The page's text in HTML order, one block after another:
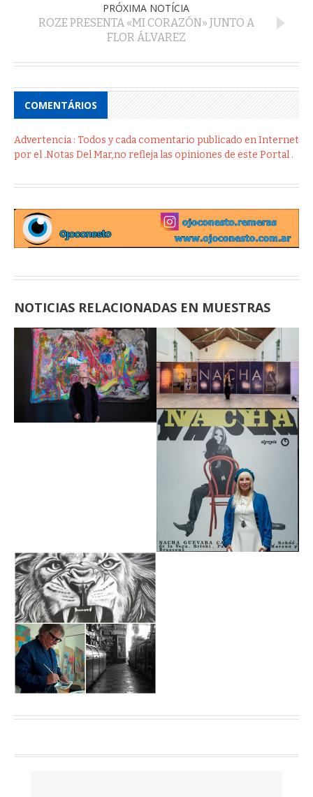
PRÓXIMA NOTÍCIA
ROZE PRESENTA «MI CORAZÓN» JUNTO A
FLOR ÁLVAREZ
COMENTÁRIOS
Advertencia : Todos y cada comentario publicado en Internet
por el .Notas Del Mar,no refleja las opiniones de este Portal .
NOTICIAS RELACIONADAS EN MUESTRAS